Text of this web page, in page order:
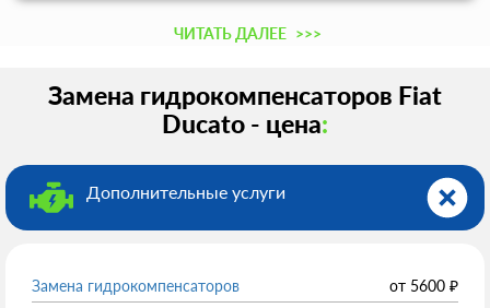
ЧИТАТЬ ДАЛЕЕ >>>
Замена гидрокомпенсаторов Fiat
Ducato - цена:
Дополнительные услуги
Замена гидрокомпенсаторов от 5600 ₽